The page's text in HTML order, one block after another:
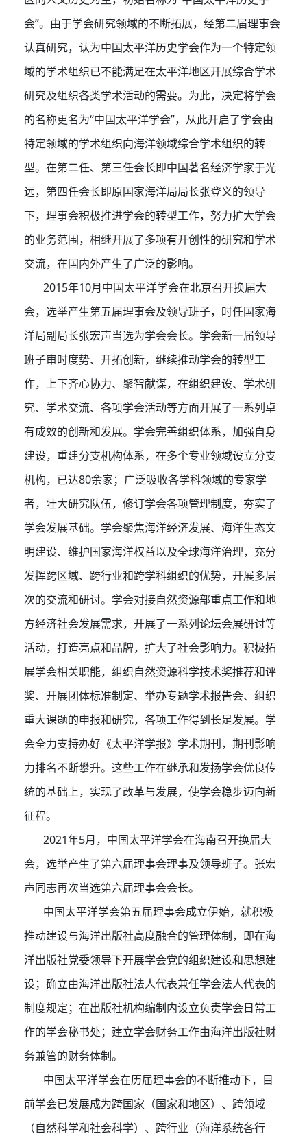
会”。由于学会研究领域的不断拓展，经第二届理事会
认真研究，认为中国太平洋历史学会作为一个特定领
域的学术组织已不能满足在太平洋地区开展综合学术
研究及组织各类学术活动的需要。为此，决定将学会
的名称更名为“中国太平洋学会”，从此开启了学会由
特定领域的学术组织向海洋领域综合学术组织的转
型。在第二任、第三任会长即中国著名经济学家于光
远，第四任会长即原国家海洋局局长张登义的领导
下，理事会积极推进学会的转型工作，努力扩大学会
的业务范围，相继开展了多项有开创性的研究和学术
交流，在国内外产生了广泛的影响。
2015年10月中国太平洋学会在北京召开换届大
会，选举产生第五届理事会及领导班子，时任国家海
洋局副局长张宏声当选为学会会长。学会新一届领导
班子审时度势、开拓创新，继续推动学会的转型工
作，上下齐心协力、聚智献谋，在组织建设、学术研
究、学术交流、各项学会活动等方面开展了一系列卓
有成效的创新和发展。学会完善组织体系，加强自身
建设，重建分支机构体系，在多个专业领域设立分支
机构，已达80余家；广泛吸收各学科领域的专家学
者，壮大研究队伍，修订学会各项管理制度，夯实了
学会发展基础。学会聚焦海洋经济发展、海洋生态文
明建设、维护国家海洋权益以及全球海洋治理，充分
发挥跨区域、跨行业和跨学科组织的优势，开展多层
次的交流和研讨。学会对接自然资源部重点工作和地
方经济社会发展需求，开展了一系列论坛会展研讨等
活动，打造亮点和品牌，扩大了社会影响力。积极拓
展学会相关职能，组织自然资源科学技术奖推荐和评
奖、开展团体标准制定、举办专题学术报告会、组织
重大课题的申报和研究，各项工作得到长足发展。学
会全力支持办好《太平洋学报》学术期刊，期刊影响
力排名不断攀升。这些工作在继承和发扬学会优良传
统的基础上，实现了改革与发展，使学会稳步迈向新
征程。
2021年5月，中国太平洋学会在海南召开换届大
会，选举产生了第六届理事会理事及领导班子。张宏
声同志再次当选第六届理事会会长。
中国太平洋学会第五届理事会成立伊始，就积极
推动建设与海洋出版社高度融合的管理体制，即在海
洋出版社党委领导下开展学会党的组织建设和思想建
设；确立由海洋出版社法人代表兼任学会法人代表的
制度规定；在出版社机构编制内设立负责学会日常工
作的学会秘书处；建立学会财务工作由海洋出版社财
务兼管的财务体制。
中国太平洋学会在历届理事会的不断推动下，目
前学会已发展成为跨国家（国家和地区）、跨领域
（自然科学和社会科学）、跨行业（海洋系统各行